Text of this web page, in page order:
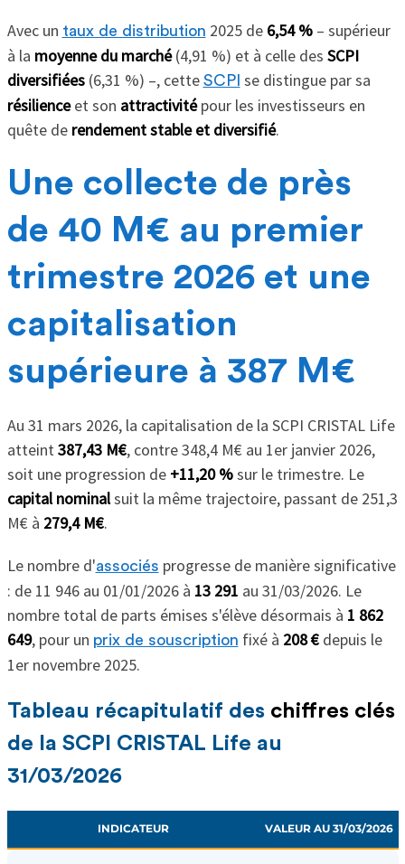
Avec un taux de distribution 2025 de6,54 %– supérieur
à la moyenne du marché(4,91 %) et à celle des SCPI
diversifiées(6,31 %) –, cette SCPI se distingue par sa
résilienceet son attractivitépour les investisseurs en
quête de rendement stable et diversifié.
Une collecte de près
de 40 M€ au premier
trimestre 2026 et une
capitalisation
supérieure à 387 M€
Au 31 mars 2026, la capitalisation de la SCPI CRISTAL Life
atteint387,43 M€, contre 348,4 M€ au 1er janvier 2026,
soit une progression de +11,20 %sur le trimestre. Le
capital nominalsuit la même trajectoire, passant de 251,3
M€ à 279,4 M€.
Le nombre d'associés progresse de manière significative
: de 11 946 au 01/01/2026 à 13 291 au 31/03/2026. Le
nombre total de parts émises s'élève désormais à 1 862
649, pour un prix de souscription fixé à 208 €depuis le
1er novembre 2025.
Tableau récapitulatif des chiffres clés
de la SCPI CRISTAL Life au
31/03/2026
INDICATEUR VALEUR AU 31/03/2026